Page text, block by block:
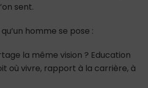
sent.
homme se pose :
la même vision ? Education
où vivre, rapport à la carrière, à